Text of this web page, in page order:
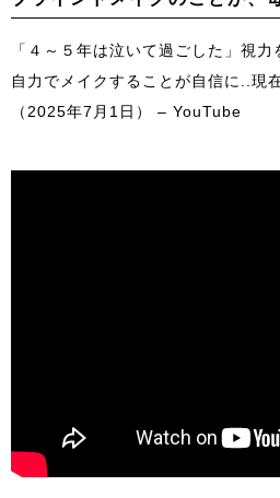
「４～５年は泣いて過ごした」視
自力でメイクすることが自信に..現
（2025年7月1日） – YouTube